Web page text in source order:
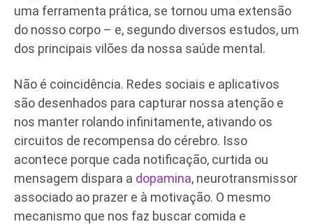
uma ferramenta prática, se tornou uma extensão
do nosso corpo – e, segundo diversos estudos, um
dos principais vilões da nossa saúde mental.
Não é coincidência. Redes sociais e aplicativos
são desenhados para capturar nossa atenção e
nos manter rolando infinitamente, ativando os
circuitos de recompensa do cérebro. Isso
acontece porque cada notificação, curtida ou
mensagem dispara a dopamina, neurotransmissor
associado ao prazer e à motivação. O mesmo
mecanismo que nos faz buscar comida e